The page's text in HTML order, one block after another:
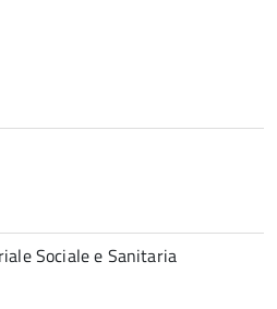
Sociale e Sanitaria